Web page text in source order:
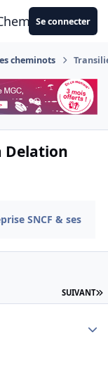
Se connecter
cheminots
Delation
SNCF & ses
SUIVANT